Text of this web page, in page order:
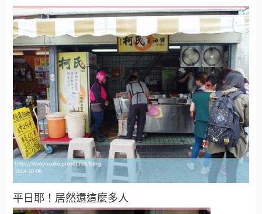
平日耶！居然還這麼多人